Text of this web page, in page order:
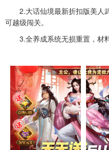
2.大话仙境最新折扣版美人
可越级闯关。
3.全养成系统无损重置，材料